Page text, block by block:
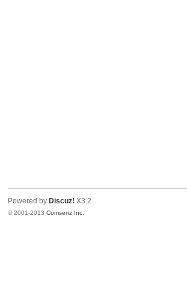
Powered by Discuz! X3.2
© 2001-2013Comsenz Inc.